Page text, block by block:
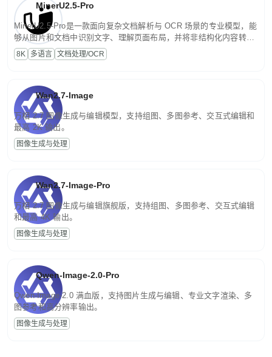
MinerU2.5-Pro
MinerU2.5-Pro是一款面向复杂文档解析与 OCR 场景的专业模型，能
够从图片和文档中识别文字、理解页面布局，并将非结构化内容转换
为便于存储、检索和二次处理的结构化结果。
8K 多语言 文档处理/OCR
Wan2.7-Image
万相 2.7 图像生成与编辑模型，支持组图、多图参考、交互式编辑和
最高 2K 输出。
图像生成与处理
Wan2.7-Image-Pro
万相 2.7 图像生成与编辑旗舰版，支持组图、多图参考、交互式编辑
和最高 4K 输出。
图像生成与处理
Qwen-Image-2.0-Pro
Qwen-Image-2.0 满血版，支持图片生成与编辑、专业文字渲染、多
图参考和高分辨率输出。
图像生成与处理